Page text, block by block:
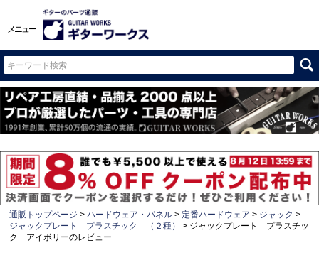
メニュー
通販トップページ ハードウェア・パネル 定番ハードウェア
ジャック
ジャックプレート プラスチック （２種）
ジャックプレート プラスチッ
ク アイボリーのレビュー